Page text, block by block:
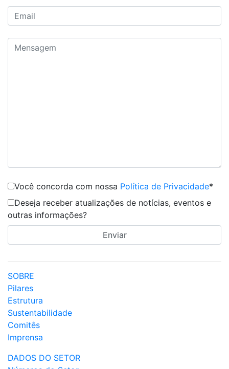
Você concorda com nossa Política de Privacidade*
Deseja receber atualizações de notícias, eventos e
outras informações?
SOBRE
Pilares
Estrutura
Sustentabilidade
Comitês
Imprensa
DADOS DO SETOR